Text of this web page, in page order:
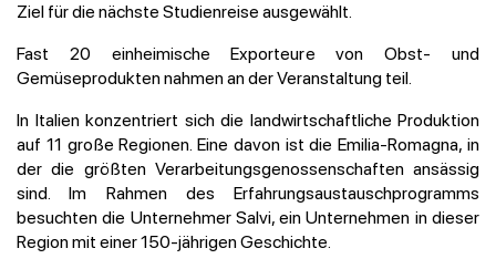
Ziel für die nächste Studienreise ausgewählt.
Fast 20 einheimische Exporteure von Obst- und
Gemüseprodukten nahmen an der Veranstaltung teil.
In Italien konzentriert sich die landwirtschaftliche Produktion
auf 11 große Regionen. Eine davon ist die Emilia-Romagna, in
der die größten Verarbeitungsgenossenschaften ansässig
sind. Im Rahmen des Erfahrungsaustauschprogramms
besuchten die Unternehmer Salvi, ein Unternehmen in dieser
Region mit einer 150-jährigen Geschichte.